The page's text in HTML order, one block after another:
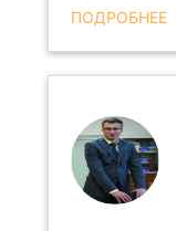
ПОДРОБНЕЕ